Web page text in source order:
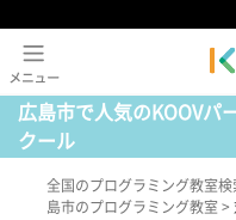
広島市で人気のKOOVパ
クール
全国のプログラミング教室検
島市のプログラミング教室 >